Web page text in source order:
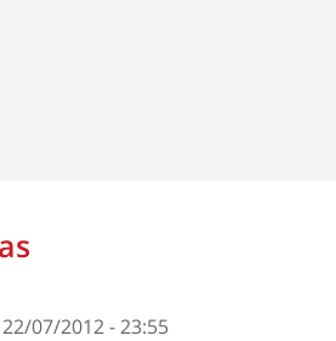
22/07/2012 - 23:55